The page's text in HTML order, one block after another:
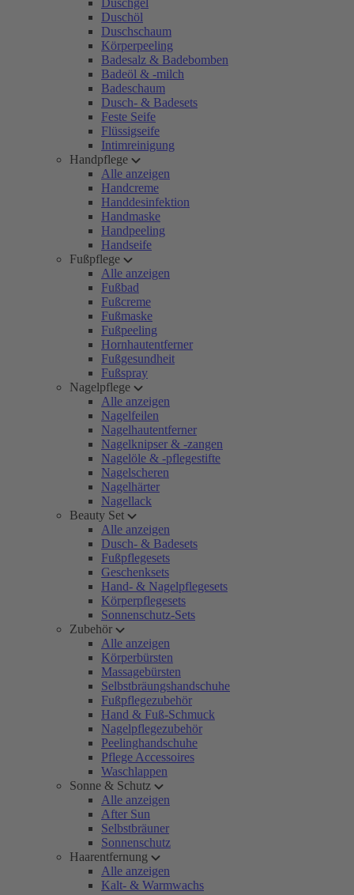
Duschgel
Duschöl
Duschschaum
Körperpeeling
Badesalz & Badebomben
Badeöl & -milch
Badeschaum
Dusch- & Badesets
Feste Seife
Flüssigseife
Intimreinigung
Handpflege
Alle anzeigen
Handcreme
Handdesinfektion
Handmaske
Handpeeling
Handseife
Fußpflege
Alle anzeigen
Fußbad
Fußcreme
Fußmaske
Fußpeeling
Hornhautentferner
Fußgesundheit
Fußspray
Nagelpflege
Alle anzeigen
Nagelfeilen
Nagelhautentferner
Nagelknipser & -zangen
Nagelöle & -pflegestifte
Nagelscheren
Nagelhärter
Nagellack
Beauty Set
Alle anzeigen
Dusch- & Badesets
Fußpflegesets
Geschenksets
Hand- & Nagelpflegesets
Körperpflegesets
Sonnenschutz-Sets
Zubehör
Alle anzeigen
Körperbürsten
Massagebürsten
Selbstbräungshandschuhe
Fußpflegezubehör
Hand & Fuß-Schmuck
Nagelpflegezubehör
Peelinghandschuhe
Pflege Accessoires
Waschlappen
Sonne & Schutz
Alle anzeigen
After Sun
Selbstbräuner
Sonnenschutz
Haarentfernung
Alle anzeigen
Kalt- & Warmwachs